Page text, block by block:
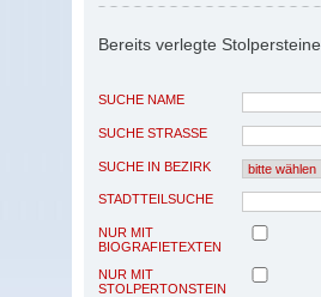
Bereits verlegte Stolpersteine
SUCHE NAME
SUCHE STRASSE
SUCHE IN BEZIRK
STADTTEILSUCHE
NUR MIT
BIOGRAFIETEXTEN
NUR MIT
STOLPERTONSTEIN